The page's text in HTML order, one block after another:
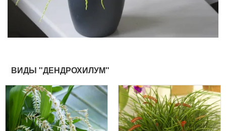
ВИДЫ "ДЕНДРОХИЛУМ"